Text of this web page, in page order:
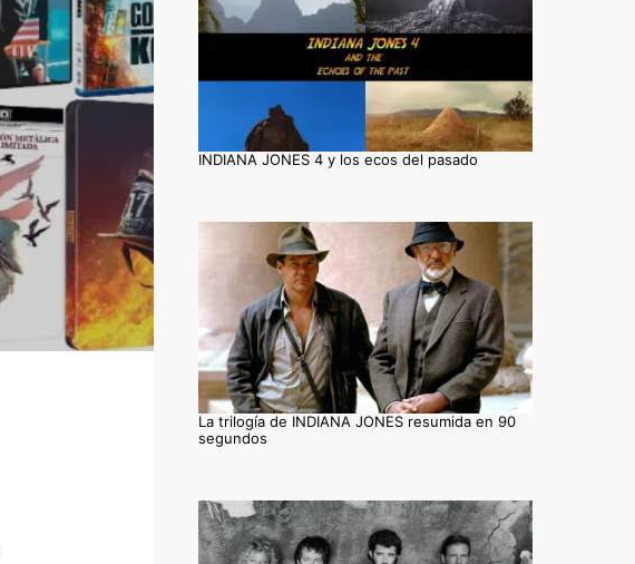
INDIANA JONES 4 y los ecos del pasado
La trilogía de INDIANA JONES resumida en 90
segundos